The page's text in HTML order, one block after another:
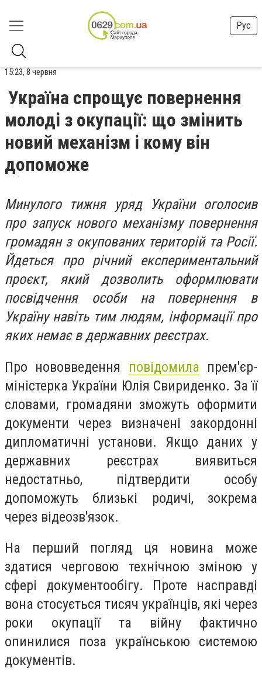
Рус
15:23, 8 червня
Україна спрощує повернення
молоді з окупації: що змінить
новий механізм і кому він
допоможе
Минулого тижня уряд України оголосив
про запуск нового механізму повернення
громадян з окупованих територій та Росії.
Йдеться про річний експериментальний
проєкт, який дозволить оформлювати
посвідчення особи на повернення в
Україну навіть тим людям, інформації про
яких немає в державних реєстрах.
Про нововведення повідомила прем'єр-
міністерка України Юлія Свириденко. За її
словами, громадяни зможуть оформити
документи через визначені закордонні
дипломатичні установи. Якщо даних у
державних реєстрах виявиться
недостатньо, підтвердити особу
допоможуть близькі родичі, зокрема
через відеозв'язок.
На перший погляд ця новина може
здатися черговою технічною зміною у
сфері документообігу. Проте насправді
вона стосується тисяч українців, які через
роки окупації та війну фактично
опинилися поза українською системою
документів.